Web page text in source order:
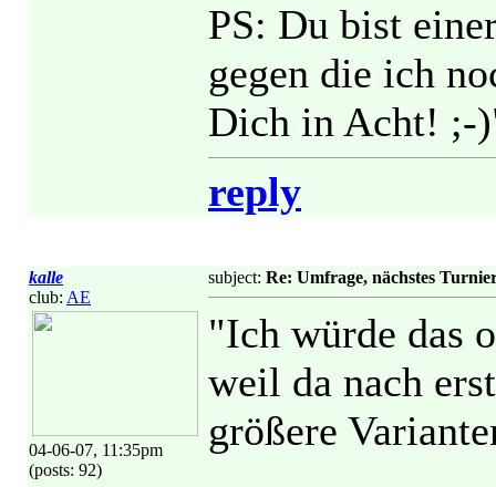
PS: Du bist
gegen die ich
Dich in Acht! ;-
reply
kalle
club: AE
04-06-07, 11:35pm
(posts: 92)
subject: Re: Umfrage, nächstes
"Ich würde das
weil da nach
größere